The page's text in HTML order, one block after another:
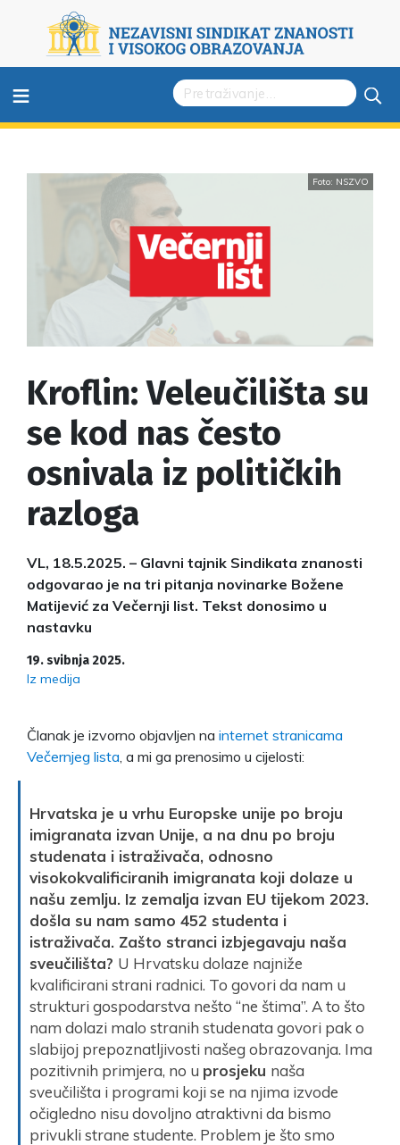
≡
Foto: NSZVO
Kroflin: Veleučilišta su
se kod nas često
osnivala iz političkih
razloga
VL, 18.5.2025. – Glavni tajnik Sindikata znanosti
odgovarao je na tri pitanja novinarke Božene
Matijević za Večernji list. Tekst donosimo u
nastavku
19. svibnja 2025.
Iz medija
Članak je izvorno objavljen na internet stranicama
Večernjeg lista , a mi ga prenosimo u cijelosti:
Hrvatska je u vrhu Europske unije po broju
imigranata izvan Unije, a na dnu po broju
studenata i istraživača, odnosno
visokokvalificiranih imigranata koji dolaze u
našu zemlju. Iz zemalja izvan EU tijekom 2023.
došla su nam samo 452 studenta i
istraživača. Zašto stranci izbjegavaju naša
sveučilišta? U Hrvatsku dolaze najniže
kvalificirani strani radnici. To govori da nam u
strukturi gospodarstva nešto “ne štima”. A to što
nam dolazi malo stranih studenata govori pak o
slabijoj prepoznatljivosti našeg obrazovanja. Ima
pozitivnih primjera, no u prosjeku naša
sveučilišta i programi koji se na njima izvode
očigledno nisu dovoljno atraktivni da bismo
privukli strane studente. Problem je što smo